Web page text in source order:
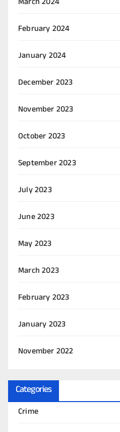
March 2024
February 2024
January 2024
December 2023
November 2023
October 2023
September 2023
July 2023
June 2023
May 2023
March 2023
February 2023
January 2023
November 2022
Categories
Crime